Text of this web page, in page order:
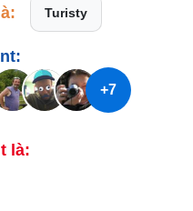
Turisty
+7
là: